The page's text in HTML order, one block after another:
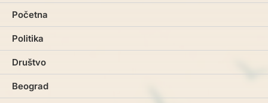
Početna
Politika
Društvo
Beograd